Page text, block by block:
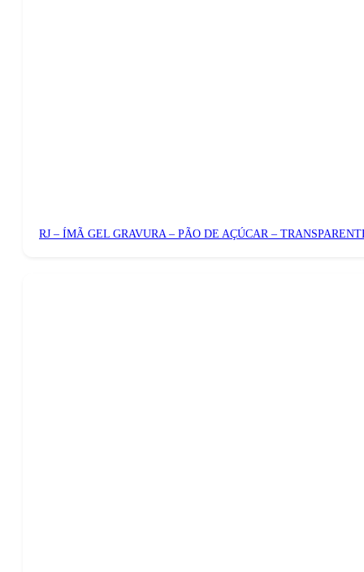
RJ – ÍMÃ GEL GRAVURA – PÃO DE AÇÚCAR –